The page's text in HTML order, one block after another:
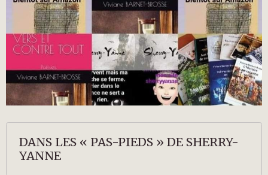
DANS LES « PAS-PIEDS » DE SHERRY-
YANNE